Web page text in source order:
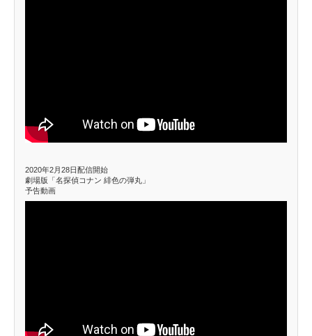
2020年2月28日配信開始
劇場版「名探偵コナン 緋色の弾丸」
予告動画